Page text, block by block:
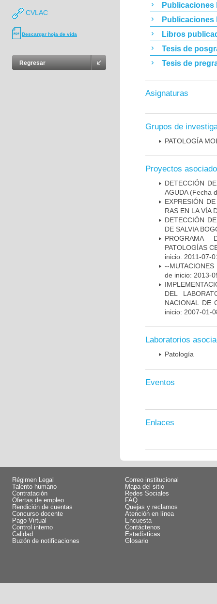
CVLAC
Descargar hoja de vida
Regresar
Publicaciones
Publicaciones
Libros
Tesis de
Tesis de
Asignaturas
Grupos de
PATOLOGÍA
Proyectos
DETECCIÓN
AGUDA(Fecha
EXPRESIÓN
RAS EN LA VÍA
DETECCIÓN
DE SALVIA
PROGRAMA
PATOLOGÍAS
inicio: 2011-07-
--
de inicio: 2013-
DEL
NACIONAL DE
inicio: 2007-01-
Laboratorios
Patología
Eventos
Enlaces
Régimen Legal
Talento humano
Contratación
Ofertas de empleo
Rendición de cuentas
Concurso docente
Pago Virtual
Control interno
Calidad
Buzón de notificaciones
Correo institucional
Mapa del sitio
Redes Sociales
FAQ
Quejas y reclamos
Atención en línea
Encuesta
Contáctenos
Estadísticas
Glosario